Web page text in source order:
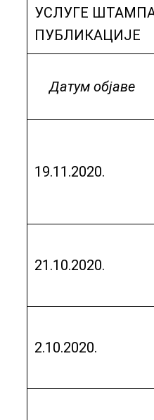
УСЛУГЕ
ПУБЛИКАЦИЈЕ
Датум објаве
19.11.2020.
21.10.2020.
2.10.2020.